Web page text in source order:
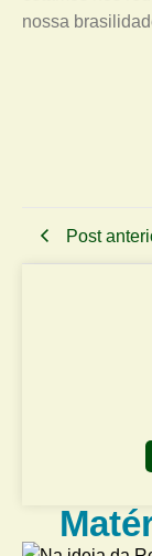
nossa
Post